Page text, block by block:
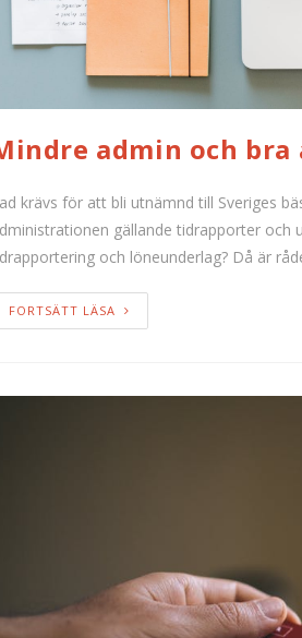
admin och
krävs för att bli utnämnd till Sveriges
gällande tidrapporter och
och löneunderlag? Då är
FORTSÄTT LÄSA